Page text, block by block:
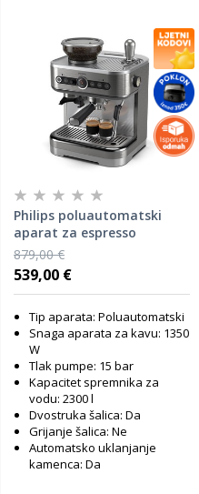
Philips poluautomatski
aparat za espresso
PSA3218/01
879,00 €
539,00 €
Tip aparata: Poluautomatski
Snaga aparata za kavu: 1350
W
Tlak pumpe: 15 bar
Kapacitet spremnika za
vodu: 2300 l
Dvostruka šalica: Da
Grijanje šalica: Ne
Automatsko uklanjanje
kamenca: Da